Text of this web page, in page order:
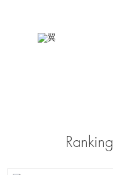
Ranking